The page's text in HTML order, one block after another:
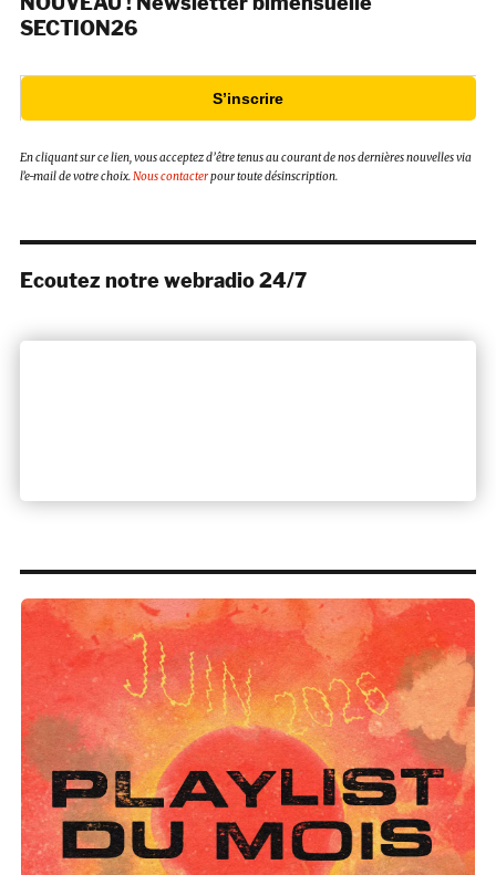
SECTION26
S’inscrire
En cliquant sur ce lien, vous acceptez d’être tenus au courant de nos dernières nouvelles via
l’e-mail de votre choix.Nous contacterpour toute désinscription.
Ecoutez notre webradio 24/7